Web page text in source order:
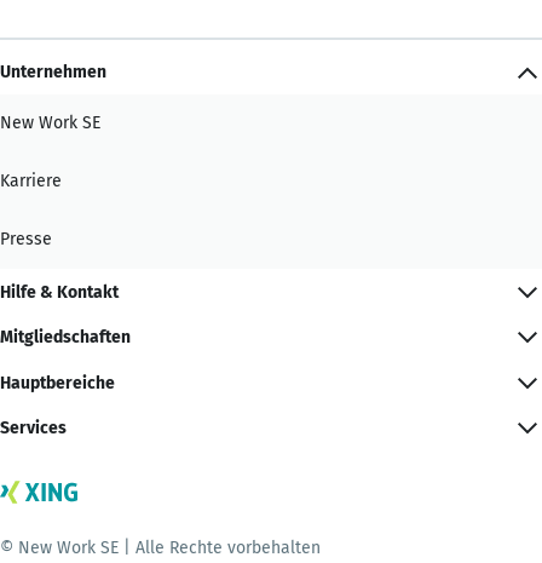
Unternehmen
New Work SE
Karriere
Presse
Hilfe & Kontakt
Mitgliedschaften
Hauptbereiche
Services
© New Work SE | Alle Rechte vorbehalten